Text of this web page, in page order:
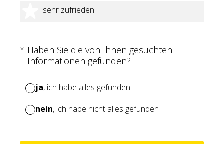
sehr zufrieden
5 Sterne
* Haben Sie die von Ihnen gesuchten
Informationen gefunden?
(Erforderlich.)
ja, ich habe alles gefunden
nein, ich habe nicht alles gefunden